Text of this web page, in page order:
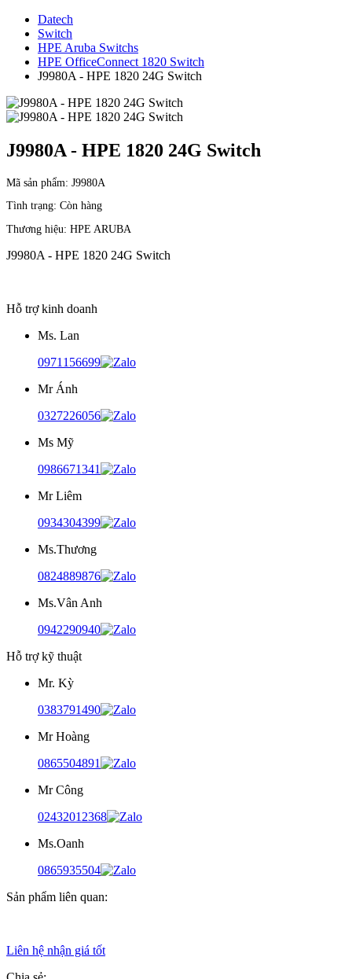
Datech
Switch
HPE Aruba Switchs
HPE OfficeConnect 1820 Switch
J9980A - HPE 1820 24G Switch
J9980A - HPE 1820 24G Switch
Mã sản phẩm: J9980A
Tình trạng: Còn hàng
Thương hiệu: HPE ARUBA
J9980A - HPE 1820 24G Switch
Hỗ trợ kinh doanh
Ms. Lan
0971156699
Mr Ánh
0327226056
Ms Mỹ
0986671341
Mr Liêm
0934304399
Ms.Thương
0824889876
Ms.Vân Anh
0942290940
Hỗ trợ kỹ thuật
Mr. Kỳ
0383791490
Mr Hoàng
0865504891
Mr Công
02432012368
Ms.Oanh
0865935504
Sản phẩm liên quan:
Liên hệ nhận giá tốt